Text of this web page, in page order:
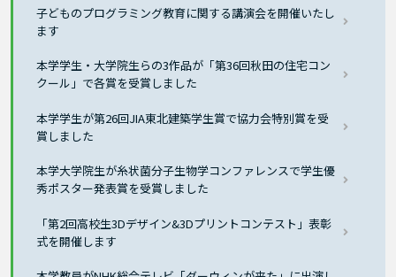
子どものプログラミング教育に関する講演会を開催いたし
ます
本学学生・大学院生らの3作品が「第36回秋田の住宅コン
クール」で各賞を受賞しました
本学学生が第26回JIA東北建築学生賞で協力会特別賞を受
賞しました
本学大学院生が糸状菌分子生物学コンファレンスで学生優
秀ポスター発表賞を受賞しました
「第2回高校生3Dデザイン&3Dプリントコンテスト」表彰
式を開催します